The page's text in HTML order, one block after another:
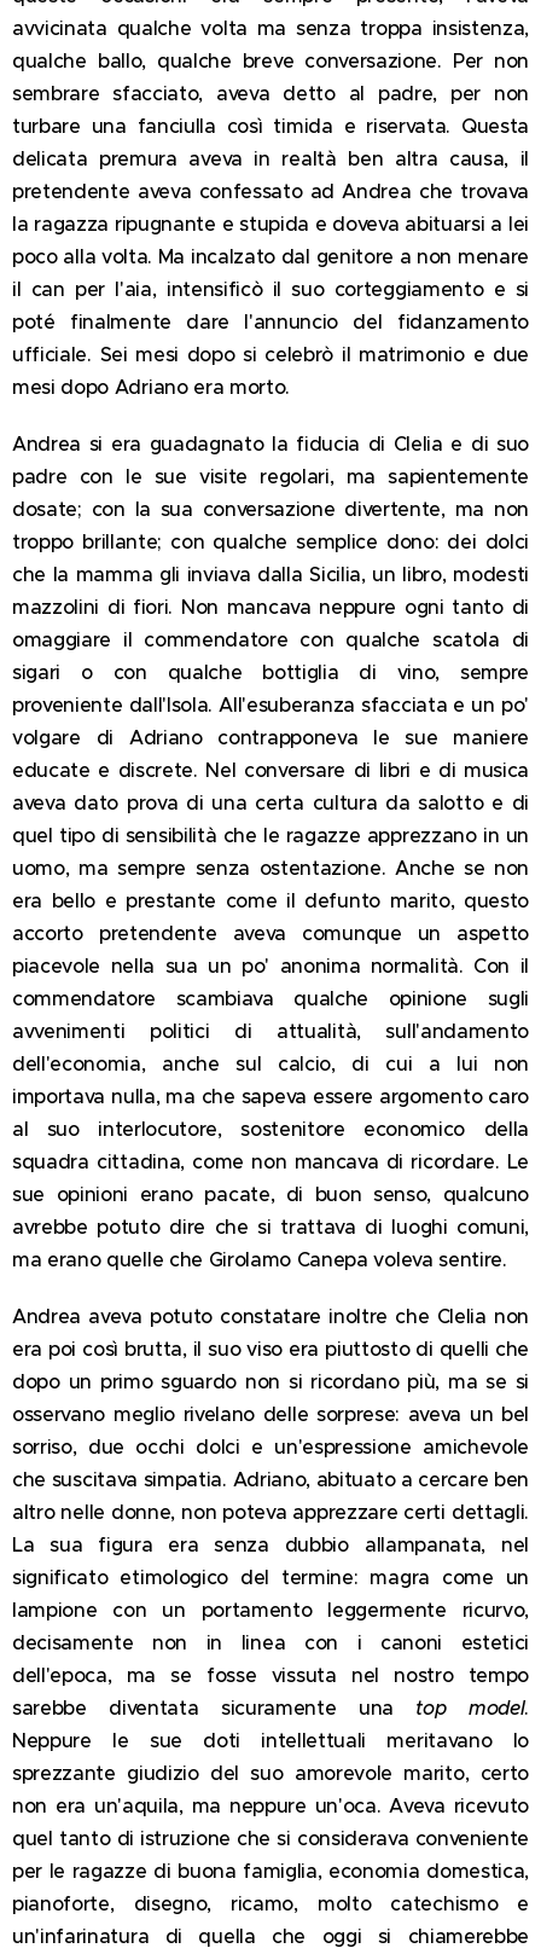
avvicinata qualche volta ma senza troppa insistenza,
qualche ballo, qualche breve conversazione. Per non
sembrare sfacciato, aveva detto al padre, per non
turbare una fanciulla così timida e riservata. Questa
delicata premura aveva in realtà ben altra causa, il
pretendente aveva confessato ad Andrea che trovava
la ragazza ripugnante e stupida e doveva abituarsi a lei
poco alla volta. Ma incalzato dal genitore a non menare
il can per l'aia, intensificò il suo corteggiamento e si
poté finalmente dare l'annuncio del fidanzamento
ufficiale. Sei mesi dopo si celebrò il matrimonio e due
mesi dopo Adriano era morto.
Andrea si era guadagnato la fiducia di Clelia e di suo
padre con le sue visite regolari, ma sapientemente
dosate; con la sua conversazione divertente, ma non
troppo brillante; con qualche semplice dono: dei dolci
che la mamma gli inviava dalla Sicilia, un libro, modesti
mazzolini di fiori. Non mancava neppure ogni tanto di
omaggiare il commendatore con qualche scatola di
sigari o con qualche bottiglia di vino, sempre
proveniente dall'Isola. All'esuberanza sfacciata e un po'
volgare di Adriano contrapponeva le sue maniere
educate e discrete. Nel conversare di libri e di musica
aveva dato prova di una certa cultura da salotto e di
quel tipo di sensibilità che le ragazze apprezzano in un
uomo, ma sempre senza ostentazione. Anche se non
era bello e prestante come il defunto marito, questo
accorto pretendente aveva comunque un aspetto
piacevole nella sua un po' anonima normalità. Con il
commendatore scambiava qualche opinione sugli
avvenimenti politici di attualità, sull'andamento
dell'economia, anche sul calcio, di cui a lui non
importava nulla, ma che sapeva essere argomento caro
al suo interlocutore, sostenitore economico della
squadra cittadina, come non mancava di ricordare. Le
sue opinioni erano pacate, di buon senso, qualcuno
avrebbe potuto dire che si trattava di luoghi comuni,
ma erano quelle che Girolamo Canepa voleva sentire.
Andrea aveva potuto constatare inoltre che Clelia non
era poi così brutta, il suo viso era piuttosto di quelli che
dopo un primo sguardo non si ricordano più, ma se si
osservano meglio rivelano delle sorprese: aveva un bel
sorriso, due occhi dolci e un'espressione amichevole
che suscitava simpatia. Adriano, abituato a cercare ben
altro nelle donne, non poteva apprezzare certi dettagli.
La sua figura era senza dubbio allampanata, nel
significato etimologico del termine: magra come un
lampione con un
portamento leggermente ricurvo,
decisamente non in linea con i canoni estetici
dell'epoca, ma se fosse vissuta nel nostro tempo
sarebbe diventata sicuramente una top model.
Neppure le sue doti intellettuali meritavano lo
sprezzante giudizio del suo amorevole marito, certo
non era un'aquila, ma neppure un'oca. Aveva ricevuto
quel tanto di istruzione che si considerava conveniente
per le ragazze di buona famiglia, economia domestica,
pianoforte, disegno, ricamo, molto catechismo e
un'infarinatura di quella che oggi si chiamerebbe